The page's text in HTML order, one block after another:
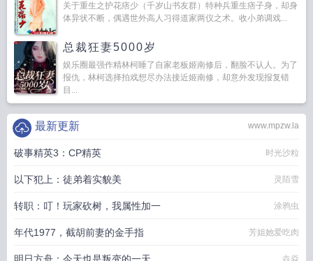
关于重生之护花痞少（千岁山书友群）特种兵重生痞子身，却身
体异状不断，偶遇世外高人习得道家两仪之术。收小弟调戏...
总裁狂妻5000岁
娱乐圈最强作精林柯睡了自家老板姬南修后，翻脸不认人。为了
报仇，林柯选择拍戏想尽办法接近姬南修，却意外发现报复错
目...
www.mpzw.la
最新更新
破事精英3：CP精英 时光沙粒
以下犯上：徒弟着实貌美 灵陌雪
转职：叮！玩家砍树，我属性加一 涂鸦虫
年代1977，截胡前妻的金手指 芳姐她爱吃肉
垚焱